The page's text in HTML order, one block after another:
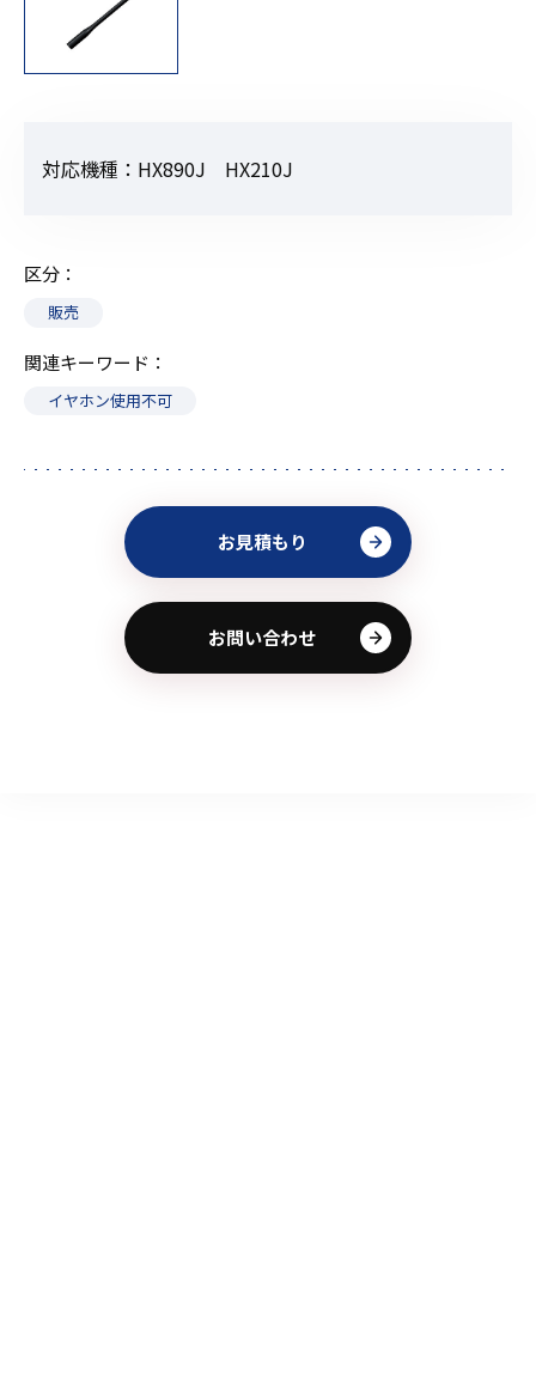
対応機種：HX890J HX210J
区分
販売
関連キーワード
イヤホン使用不可
お見積もり
お問い合わせ